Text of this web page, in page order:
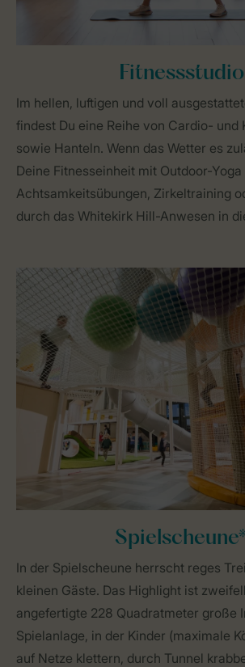
Fitnessstudio
Im hellen, luftigen und voll
findest Du eine Reihe von Cardio- und
sowie Hanteln. Wenn das Wetter es
Deine Fitnesseinheit mit Outdoor-Yoga
Achtsamkeitsübungen, Zirkeltraining
durch das Whitekirk Hill-Anwesen in
In der Spielscheune herrscht reges
kleinen Gäste. Das Highlight ist
angefertigte 228 Quadratmeter große
Spielanlage, in der Kinder (maximale
auf Netze klettern, durch Tunnel